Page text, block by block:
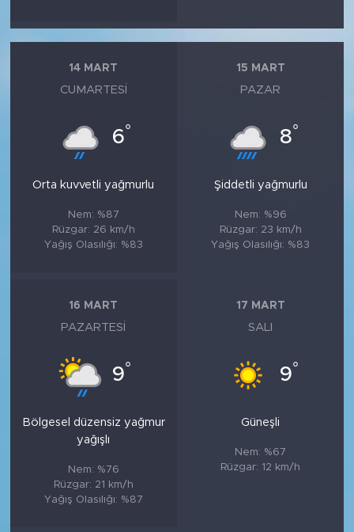
14 MART
CUMARTESI
6°
Orta kuvvetli yağmurlu
Nem: %87
Rüzgar: 26 km/h
Yağış Olasılığı: %83
15 MART
PAZAR
8°
Şiddetli yağmurlu
Nem: %96
Rüzgar: 23 km/h
Yağış Olasılığı: %83
16 MART
PAZARTESI
9°
Bölgesel düzensiz yağmur
yağışlı
Nem: %76
Rüzgar: 21 km/h
Yağış Olasılığı: %87
17 MART
SALI
9°
Güneşli
Nem: %67
Rüzgar: 12 km/h